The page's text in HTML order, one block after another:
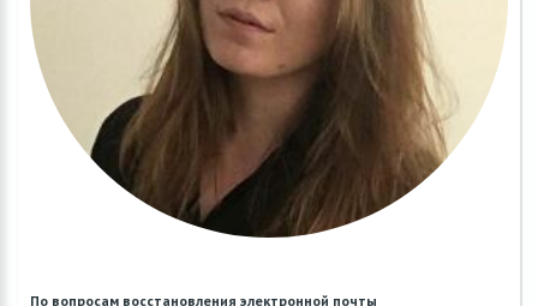
По вопросам восстановления электронной почты